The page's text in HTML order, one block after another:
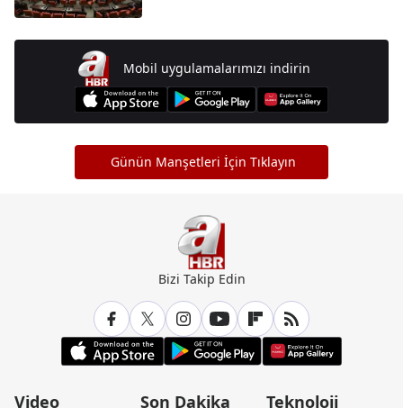
Mobil uygulamalarımızı indirin
Günün Manşetleri İçin Tıklayın
Bizi Takip Edin
Video Son Dakika Teknoloji